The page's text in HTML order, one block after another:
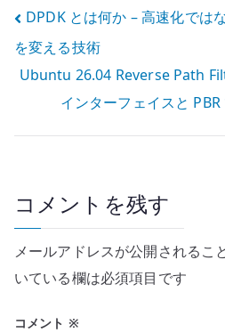
投
稿
ナ
ビ
ー
シ
ョ
ン
DPDK とは何か – 高速化では
を変える技術
Ubuntu 26.04 Reverse Path
インターフェイスと
コメントを残す
メールアドレスが公開されるこ
いている欄は必須項目です
コメント ※